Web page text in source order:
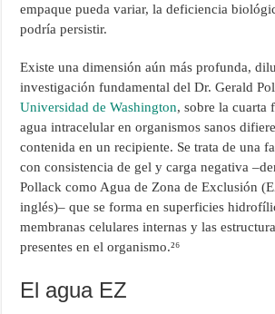
empaque pueda variar, la deficiencia
podría persistir.
Existe una dimensión aún más profunda,
investigación fundamental del Dr. Gerald
Universidad de Washington, sobre la cuarta
agua intracelular en organismos sanos
contenida en un recipiente. Se trata de una
con consistencia de gel y carga negativa
Pollack como Agua de Zona de Exclusión
inglés)– que se forma en superficies
membranas celulares internas y las
presentes en el organismo.²⁶
El agua EZ